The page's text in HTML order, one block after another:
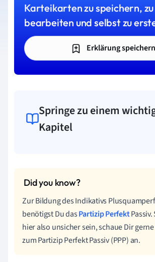
Karteikarten zu speichern, zu
bearbeiten und selbst zu
Erklärung speichern
Springe zu einem
Kapitel
Zur Bildung des Indikativs
benötigst Du dasPartizip PerfektPassiv.
hier also unsicher sein, schaue Dir
zum Partizip Perfekt Passiv (PPP) an.